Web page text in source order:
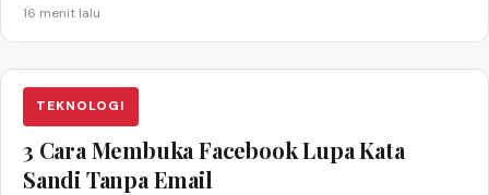
16 menit lalu
TEKNOLOGI
3 Cara Membuka Facebook Lupa Kata
Sandi Tanpa Email